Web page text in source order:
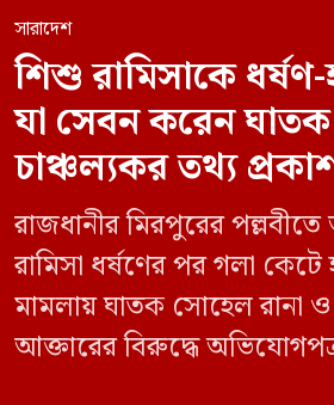
সারাদেশ
শিশু রামিসাকে
যা সেবন করেন
চাঞ্চল্যকর তথ্য
রাজধানীর মিরপুরের
রামিসা ধর্ষণের পর গলা কেটে
মামলায় ঘাতক সোহেল রানা ও
আক্তারের বিরুদ্ধে